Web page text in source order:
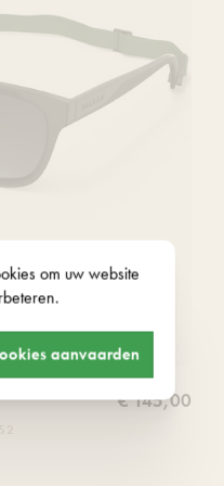
€ 145,00
om uw website
aanvaarden